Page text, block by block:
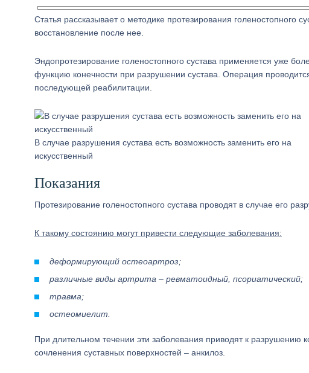
Статья рассказывает о методике протезирования голеностопного
восстановление после нее.
Эндопротезирование голеностопного сустава применяется уже
функцию конечности при разрушении сустава. Операция
последующей реабилитации.
В случае разрушения сустава есть возможность заменить его на
искусственный
Показания
Протезирование голеностопного сустава проводят в случае его
К такому состоянию могут привести следующие заболевания:
деформирующий остеоартроз;
различные виды артрита – ревматоидный, псориатический;
травма;
остеомиелит.
При длительном течении эти заболевания приводят к разрушению
сочленения суставных поверхностей – анкилоз.